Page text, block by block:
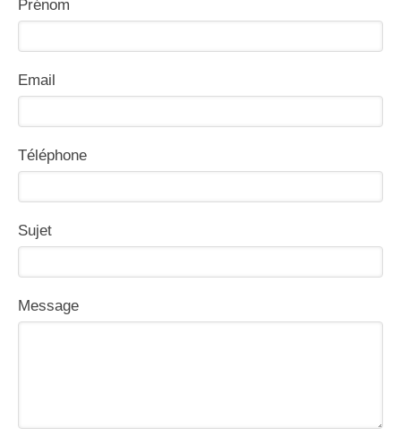
Prénom
Email
Téléphone
Sujet
Message